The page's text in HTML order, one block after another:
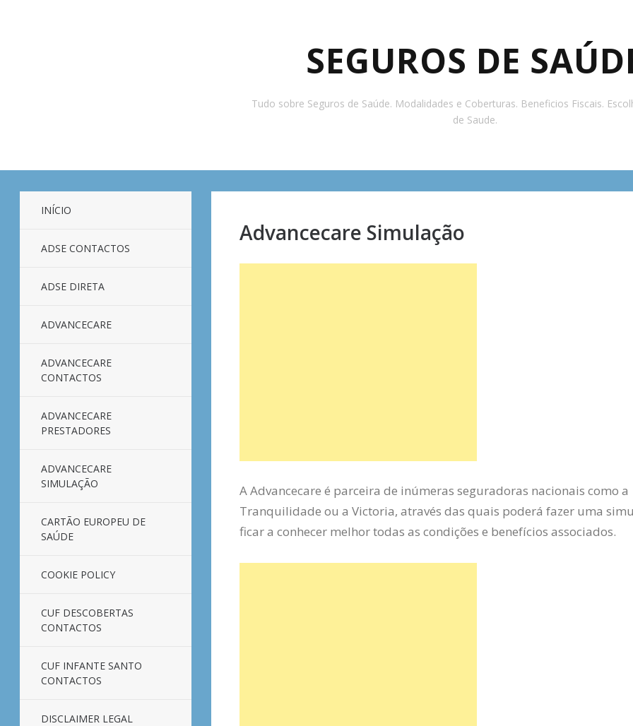
SEGUROS DE
Tudo sobre Seguros de Saúde. Modalidades e Coberturas. Beneficios Fiscais.
de Saude.
INÍCIO
ADSE CONTACTOS
ADSE DIRETA
ADVANCECARE
ADVANCECARE
CONTACTOS
ADVANCECARE
PRESTADORES
ADVANCECARE
SIMULAÇÃO
CARTÃO EUROPEU DE
SAÚDE
COOKIE POLICY
CUF DESCOBERTAS
CONTACTOS
CUF INFANTE SANTO
CONTACTOS
DISCLAIMER LEGAL
Advancecare Simulação
A Advancecare é parceira de inúmeras seguradoras nacionais como a
Tranquilidade ou a Victoria, através das quais poderá fazer uma
ficar a conhecer melhor todas as condições e benefícios associados.